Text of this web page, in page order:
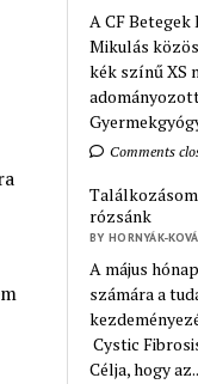
A CF
Mikulás
kék színű XS
Comments
rózsánk
BY HORNYÁK-
A május
számára a
Cystic
Célja, hogy